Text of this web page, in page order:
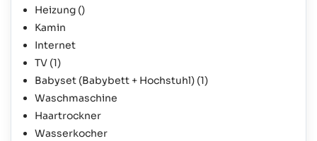
Heizung ()
Kamin
Internet
TV (1)
Babyset (Babybett + Hochstuhl) (1)
Waschmaschine
Haartrockner
Wasserkocher